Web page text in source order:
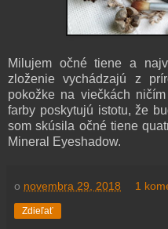
Milujem očné tiene a
zloženie vychádzajú z
pokožke na viečkách
farby poskytujú istotu, že
som skúsila očné tiene
Mineral Eyeshadow.
o novembra 29, 2018 1
Zdieľať